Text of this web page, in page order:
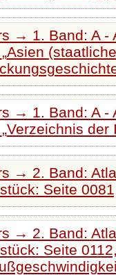
→ 1. Band: A -
Asien
→ 1. Band: A -
Verzeichnis der
→ 2. Band:
Seite
→ 2. Band:
Seite